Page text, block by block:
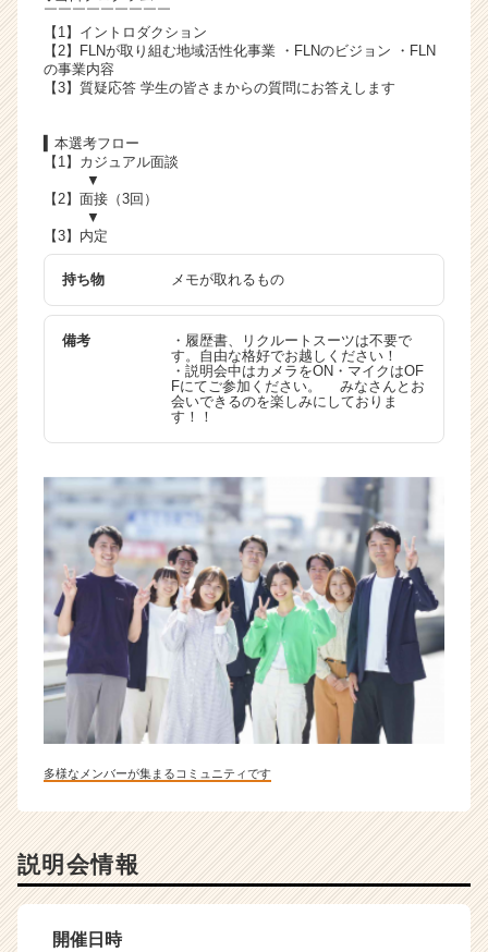
e
r）
￣￣￣￣￣￣￣￣￣
【1】イントロダクション
【2】FLNが取り組む地域活性化事業 ・FLNのビジョン ・FLN
の事業内容
【3】質疑応答 学生の皆さまからの質問にお答えします
▍本選考フロー
【1】カジュアル面談
▼
【2】面接（3回）
▼
【3】内定
持ち物 メモが取れるもの
備考
・履歴書、リクルートスーツは不要で
す。自由な格好でお越しください！
・説明会中はカメラをON・マイクはOF
Fにてご参加ください。 みなさんとお
会いできるのを楽しみにしておりま
す！！
多様なメンバーが集まるコミュニティです
説明会情報
開催日時